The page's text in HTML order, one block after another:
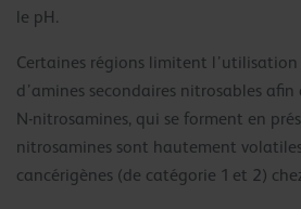
le pH.
Certaines régions limitent
d’amines secondaires nitrosables
N-nitrosamines, qui se forment en
nitrosamines sont hautement
cancérigènes (de catégorie 1 et 2)